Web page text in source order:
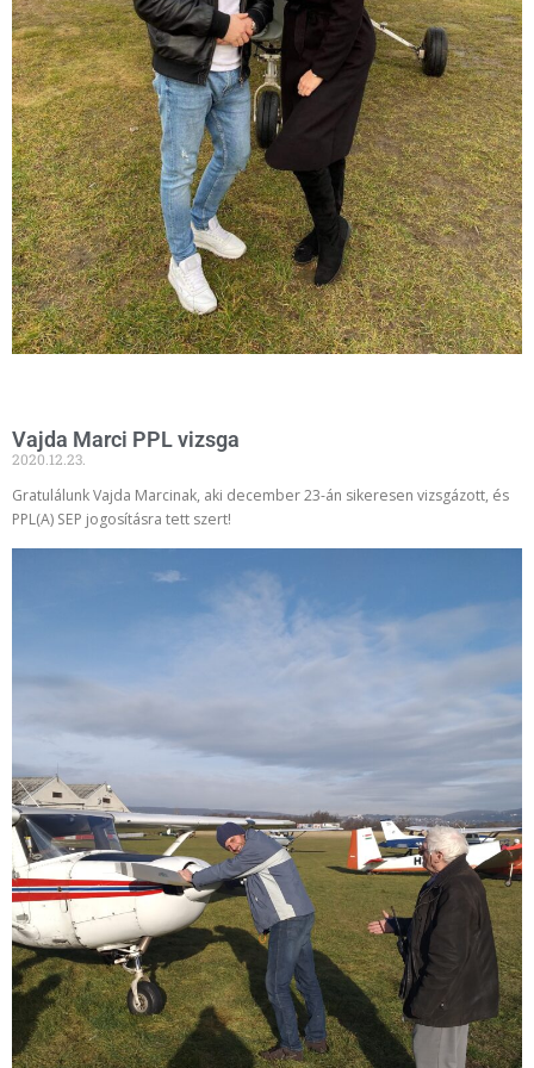
Vajda Marci PPL vizsga
2020.12.23.
Gratulálunk Vajda Marcinak, aki december 23-án sikeresen vizsgázott, és
PPL(A) SEP jogosításra tett szert!